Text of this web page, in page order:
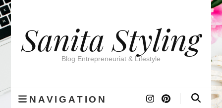
Sanita Styling
Blog Entrepreneuriat & Lifestyle
NAVIGATION